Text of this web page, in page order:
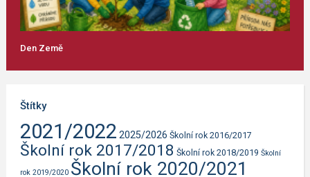
Den Země
Štítky
2021/2022 2025/2026 Školní rok 2016/2017
Školní rok 2017/2018 Školní rok 2018/2019 Školní
rok 2019/2020 Školní rok 2020/2021